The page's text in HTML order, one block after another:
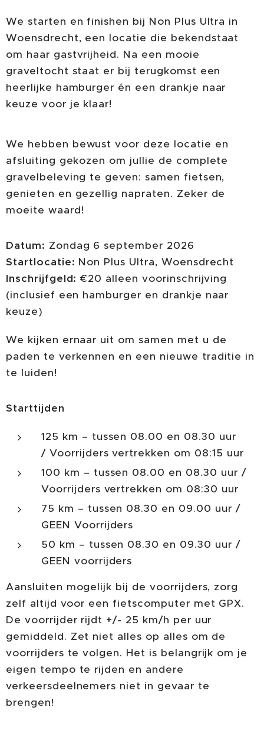
We starten en finishen bij Non Plus Ultra in
Woensdrecht, een locatie die bekendstaat
om haar gastvrijheid. Na een mooie
graveltocht staat er bij terugkomst een
heerlijke hamburger én een drankje naar
keuze voor je klaar!
We hebben bewust voor deze locatie en
afsluiting gekozen om jullie de complete
gravelbeleving te geven: samen fietsen,
genieten en gezellig napraten. Zeker de
moeite waard! 🚴🍔🍻
Datum: Zondag 6 september 2026
Startlocatie: Non Plus Ultra, Woensdrecht
Inschrijfgeld: €20 alleen voorinschrijving
(inclusief een hamburger en drankje naar
keuze)
We kijken ernaar uit om samen met u de
paden te verkennen en een nieuwe traditie in
te luiden!
Starttijden
125 km – tussen 08.00 en 08.30 uur
/ Voorrijders vertrekken om 08:15 uur
100 km – tussen 08.00 en 08.30 uur /
Voorrijders vertrekken om 08:30 uur
75 km – tussen 08.30 en 09.00 uur /
GEEN Voorrijders
50 km – tussen 08.30 en 09.30 uur /
GEEN voorrijders
Aansluiten mogelijk bij de voorrijders, zorg
zelf altijd voor een fietscomputer met GPX.
De voorrijder rijdt +/- 25 km/h per uur
gemiddeld. Zet niet alles op alles om de
voorrijders te volgen. Het is belangrijk om je
eigen tempo te rijden en andere
verkeersdeelnemers niet in gevaar te
brengen!